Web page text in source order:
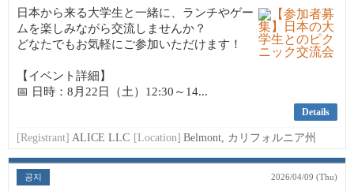
日本から来る大学生と一緒に、ランチやゲー
ムを楽しみながら交流しませんか？
どなたでもお気軽にご参加いただけます！
【イベント詳細】
📅 日時：8月22日（土）12:30～14...
Details
[Registrant] ALICE LLC [Location] Belmont, カリフォルニア州
공지 2026/04/09 (Thu)